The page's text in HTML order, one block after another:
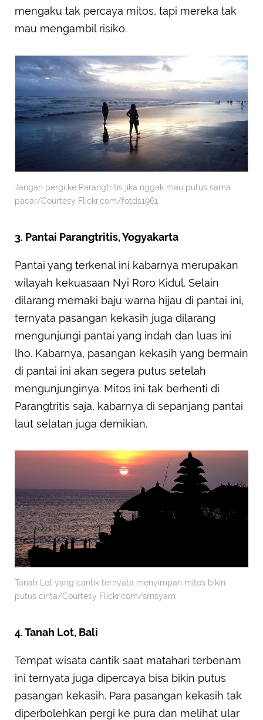
mengaku tak percaya mitos, tapi mereka tak
mau mengambil risiko.
Jangan pergi ke Parangtritis jika nggak mau putus sama
pacar/Courtesy Flickr.com/fotds1961
3. Pantai Parangtritis, Yogyakarta
Pantai yang terkenal ini kabarnya merupakan
wilayah kekuasaan Nyi Roro Kidul. Selain
dilarang memaki baju warna hijau di pantai ini,
ternyata pasangan kekasih juga dilarang
mengunjungi pantai yang indah dan luas ini
lho. Kabarnya, pasangan kekasih yang bermain
di pantai ini akan segera putus setelah
mengunjunginya. Mitos ini tak berhenti di
Parangtritis saja, kabarnya di sepanjang pantai
laut selatan juga demikian.
Tanah Lot yang cantik ternyata menyimpan mitos bikin
putus cinta/Courtesy Flickr.com/srnsyam
4. Tanah Lot, Bali
Tempat wisata cantik saat matahari terbenam
ini ternyata juga dipercaya bisa bikin putus
pasangan kekasih. Para pasangan kekasih tak
diperbolehkan pergi ke pura dan melihat ular